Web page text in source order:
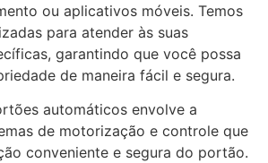
ou aplicativos móveis. Temos
para atender às suas
garantindo que você possa
de maneira fácil e segura.
automáticos envolve a
de motorização e controle que
conveniente e segura do portão.